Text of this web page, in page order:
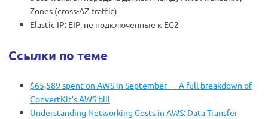
Zones (cross-AZ traffic)
Elastic IP: EIP, не подключенные к EC2
Ссылки по теме
$65,589 spent on AWS in September — A full breakdown of
ConvertKit’s AWS bill
Understanding Networking Costs in AWS: Data Transfer